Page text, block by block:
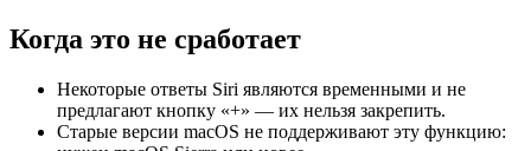
Когда это не сработает
Некоторые ответы Siri являются временными и не
предлагают кнопку «+» — их нельзя закрепить.
Старые версии macOS не поддерживают эту функцию: